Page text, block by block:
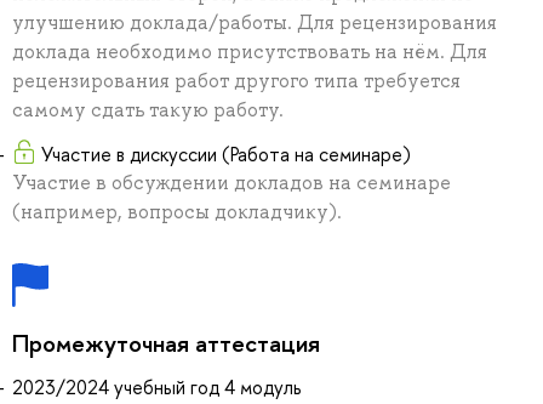
улучшению доклада/работы. Для рецензирования
доклада необходимо присутствовать на нём. Для
рецензирования работ другого типа требуется
самому сдать такую работу.
Участие в дискуссии (Работа на семинаре)
Участие в обсуждении докладов на семинаре
(например, вопросы докладчику).
Промежуточная аттестация
2023/2024 учебный год 4 модуль